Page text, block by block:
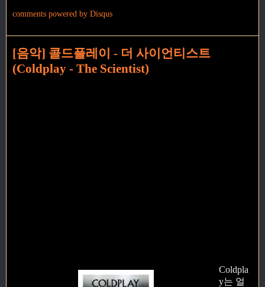
comments powered by Disqus
[음악] 콜드플레이 - 더 사이언티스트
(Coldplay - The Scientist)
Coldpla
y는 얼